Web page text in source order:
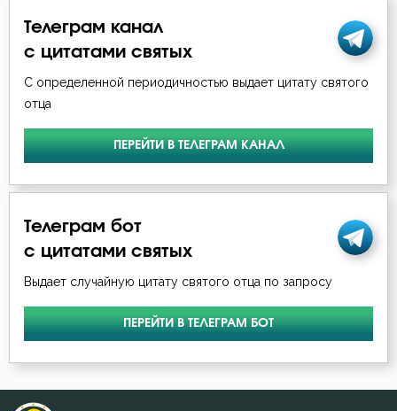
Воплощение
Воскресение
Воспитание
Гадание
Гнев
Гнев Божий
Господь
Телеграм канал
с цитатами святых
С определенной периодичностью выдает цитату святого
отца
ПЕРЕЙТИ В ТЕЛЕГРАМ КАНАЛ
Телеграм бот
с цитатами святых
Выдает случайную цитату святого отца по запросу
ПЕРЕЙТИ В ТЕЛЕГРАМ БОТ